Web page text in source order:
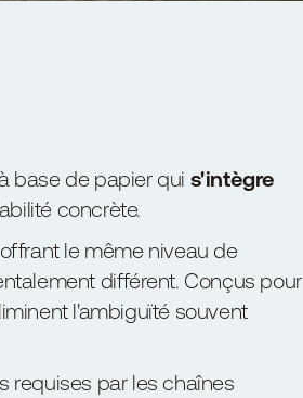
base de papier qui s'intègre
concrète.
le même niveau de
différent. Conçus pour
l'ambiguïté souvent
requises par les chaînes